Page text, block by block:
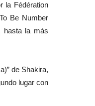
la Fédération
Be Number
hasta la más
de Shakira,
lugar con